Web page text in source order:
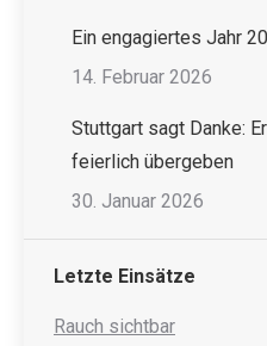
Ein engagiertes Jahr
14. Februar 2026
Stuttgart sagt Danke:
feierlich übergeben
30. Januar 2026
Letzte Einsätze
Rauch sichtbar